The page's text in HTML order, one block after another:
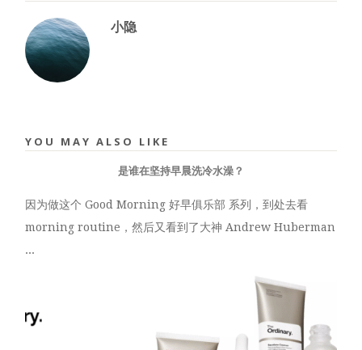
小隐
YOU MAY ALSO LIKE
是谁在坚持早晨洗冷水澡？
因为做这个 Good Morning 好早俱乐部 系列，到处去看
morning routine，然后又看到了大神 Andrew Huberman
...